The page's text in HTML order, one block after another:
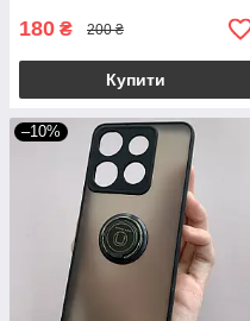
180 ₴ 200 ₴
Купити
–10%